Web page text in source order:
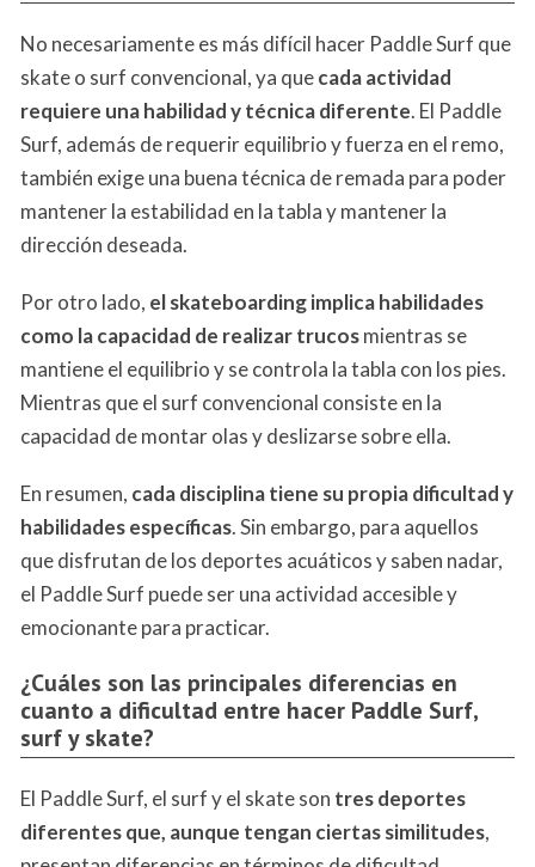
No necesariamente es más difícil hacer Paddle Surf que
skate o surf convencional, ya quecada actividad
requiere una habilidad y técnica diferente. El Paddle
Surf, además de requerir equilibrio y fuerza en el remo,
también exige una buena técnica de remada para poder
mantener la estabilidad en la tabla y mantener la
dirección deseada.
Por otro lado, el skateboarding implica habilidades
como la capacidad de realizar trucosmientras se
mantiene el equilibrio y se controla la tabla con los pies.
Mientras que el surf convencional consiste en la
capacidad de montar olas y deslizarse sobre ella.
En resumen, cada disciplina tiene su propia dificultad y
habilidades específicas. Sin embargo, para aquellos
que disfrutan de los deportes acuáticos y saben nadar,
el Paddle Surf puede ser una actividad accesible y
emocionante para practicar.
¿Cuáles son las principales diferencias en
cuanto a dificultad entre hacer Paddle Surf,
surf y skate?
El Paddle Surf, el surf y el skate son tres deportes
diferentes que, aunque tengan ciertas similitudes,